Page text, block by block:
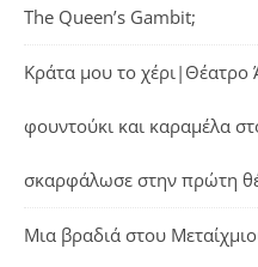
The Queen’s Gambit;
Κράτα μου το χέρι|Θέατρο
φουντούκι και καραμέλα
σκαρφάλωσε στην πρώτη
Μια βραδιά στου